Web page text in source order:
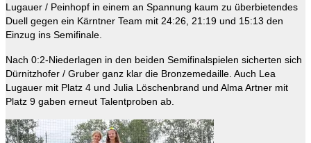
Lugauer / Peinhopf in einem an Spannung kaum zu überbietendes
Duell gegen ein Kärntner Team mit 24:26, 21:19 und 15:13 den
Einzug ins Semifinale.
Nach 0:2-Niederlagen in den beiden Semifinalspielen sicherten sich
Dürnitzhofer / Gruber ganz klar die Bronzemedaille. Auch Lea
Lugauer mit Platz 4 und Julia Löschenbrand und Alma Artner mit
Platz 9 gaben erneut Talentproben ab.